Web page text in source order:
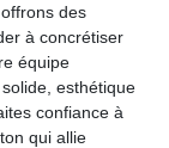
des
à concrétiser
équipe
esthétique
confiance à
qui allie